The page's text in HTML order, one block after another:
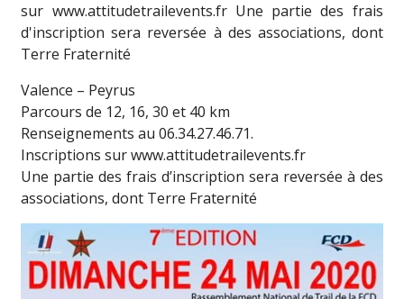
sur www.attitudetrailevents.fr Une partie des frais
d'inscription sera reversée à des associations, dont
Terre Fraternité
Valence – Peyrus
Parcours de 12, 16, 30 et 40 km
Renseignements au 06.34.27.46.71.
Inscriptions sur www.attitudetrailevents.fr
Une partie des frais d’inscription sera reversée à des
associations, dont Terre Fraternité